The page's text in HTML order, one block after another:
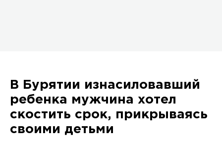
В Бурятии изнасиловавший
ребенка мужчина хотел
скостить срок, прикрываясь
своими детьми